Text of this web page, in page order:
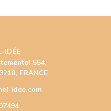
IDÉE
554,
FRANCE
idee.com